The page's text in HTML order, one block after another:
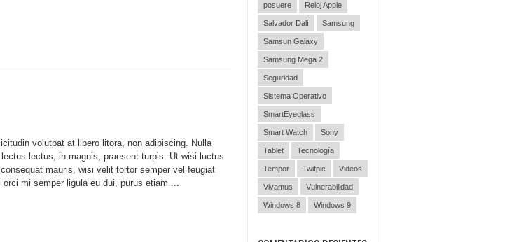
volutpat at libero litora, non adipiscing. Nulla
lectus, in magnis, praesent turpis. Ut wisi luctus
mauris, wisi velit tortor semper vel feugiat
mi semper ligula eu dui, purus etiam ...
posuere Reloj Apple
Salvador Dalí Samsung
Samsun Galaxy
Samsung Mega 2
Seguridad
Sistema Operativo
SmartEyeglass
Smart Watch Sony
Tablet Tecnología
Tempor Twitpic Videos
Vivamus Vulnerabilidad
Windows 8 Windows 9